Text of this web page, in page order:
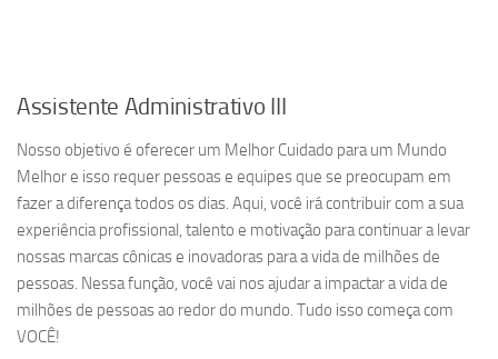
Assistente Administrativo III
Nosso objetivo é oferecer um Melhor Cuidado para um Mundo
Melhor e isso requer pessoas e equipes que se preocupam em
fazer a diferença todos os dias. Aqui, você irá contribuir com a sua
experiência profissional, talento e motivação para continuar a levar
nossas marcas cônicas e inovadoras para a vida de milhões de
pessoas. Nessa função, você vai nos ajudar a impactar a vida de
milhões de pessoas ao redor do mundo. Tudo isso começa com
VOCÊ!